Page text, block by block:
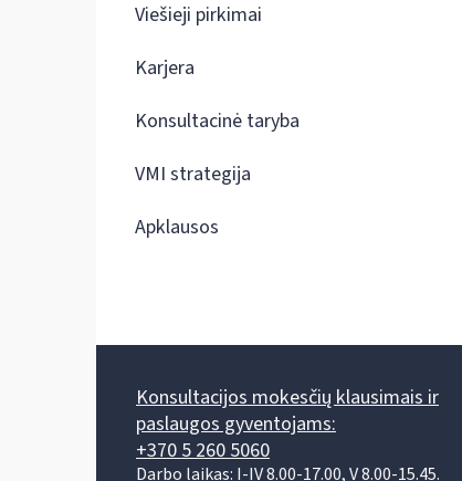
Viešieji pirkimai
Karjera
Konsultacinė taryba
VMI strategija
Apklausos
Konsultacijos mokesčių klausimais ir
paslaugos gyventojams:
+370 5 260 5060
Darbo laikas: I-IV 8.00-17.00, V 8.00-15.45.